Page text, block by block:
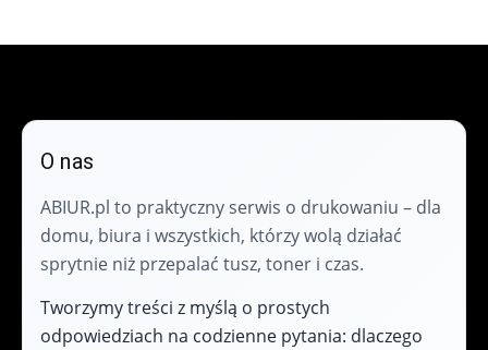
O nas
ABIUR.pl to praktyczny serwis o drukowaniu – dla
domu, biura i wszystkich, którzy wolą działać
sprytnie niż przepalać tusz, toner i czas.
Tworzymy treści z myślą o prostych
odpowiedziach na codzienne pytania: dlaczego